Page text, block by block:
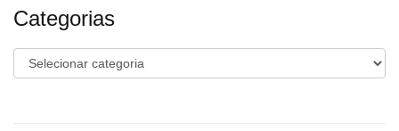
Categorias
Categorias